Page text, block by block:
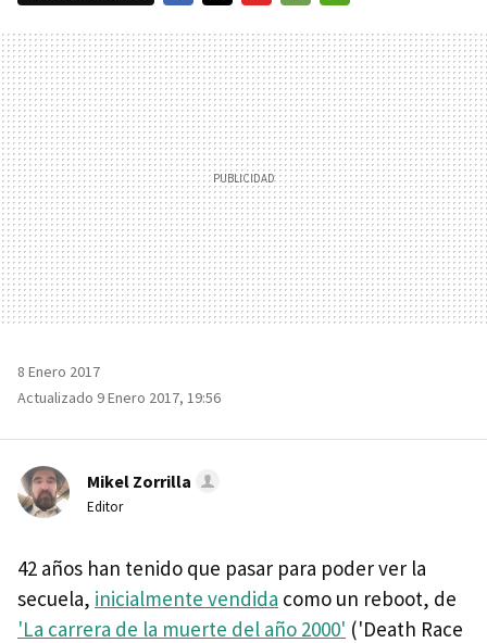
MAIL
8 Enero 2017
Actualizado 9 Enero 2017, 19:56
Mikel Zorrilla
Editor
42 años han tenido que pasar para poder ver la
secuela, inicialmente vendida como un reboot, de
'La carrera de la muerte del año 2000' ('Death Race